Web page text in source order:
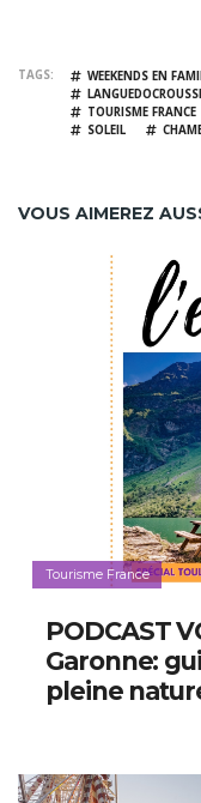
TAGS WEEKENDS EN
TOURISME FRANCE
SOLEIL
VOUS AIMEREZ
Tourisme France
PODCAST
Garonne:
pleine